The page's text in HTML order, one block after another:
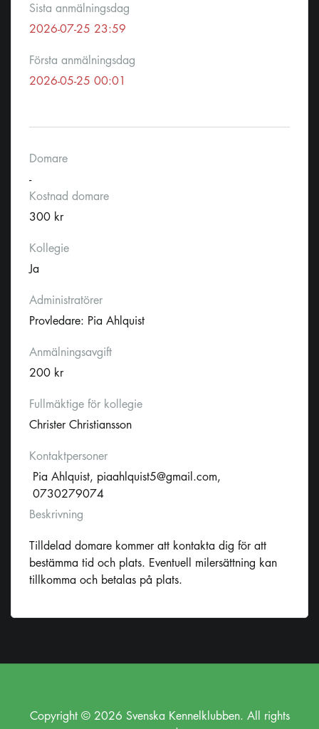
Sista anmälningsdag
2026-07-25 23:59
Första anmälningsdag
2026-05-25 00:01
Domare
-
Kostnad domare
300 kr
Kollegie
Ja
Administratörer
Provledare: Pia Ahlquist
Anmälningsavgift
200 kr
Fullmäktige för kollegie
Christer Christiansson
Kontaktpersoner
Pia Ahlquist, piaahlquist5@gmail.com,
0730279074
Beskrivning
Tilldelad domare kommer att kontakta dig för att
bestämma tid och plats. Eventuell milersättning kan
tillkomma och betalas på plats.
Copyright © 2026 Svenska Kennelklubben. All rights